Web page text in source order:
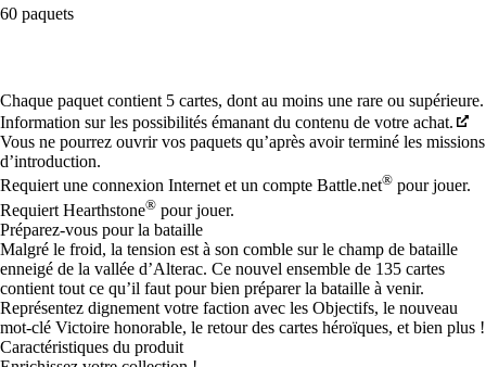
60 paquets
Available actions
Chaque paquet contient 5 cartes, dont au moins une rare ou supérieure.
Information sur les possibilités émanant du contenu de votre achat.
Vous ne pourrez ouvrir vos paquets qu’après avoir terminé les missions
d’introduction.
Requiert une connexion Internet et un compte Battle.net® pour jouer.
Requiert Hearthstone® pour jouer.
Préparez-vous pour la bataille
Malgré le froid, la tension est à son comble sur le champ de bataille
enneigé de la vallée d’Alterac. Ce nouvel ensemble de 135 cartes
contient tout ce qu’il faut pour bien préparer la bataille à venir.
Représentez dignement votre faction avec les Objectifs, le nouveau
mot-clé Victoire honorable, le retour des cartes héroïques, et bien plus !
Caractéristiques du produit